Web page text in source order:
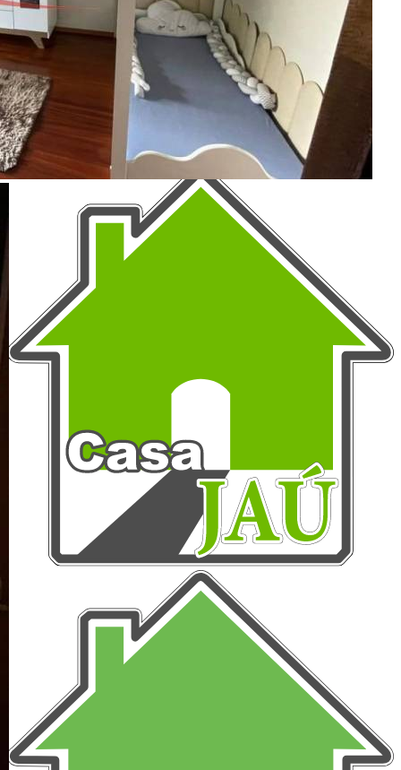
Anuncie seu Imóvel
Cadastre-se | Inclua sua Imobiliária
Como Funciona
Termos de Uso
Política de Privacidade
Mapa do Site
Portais Parceiros